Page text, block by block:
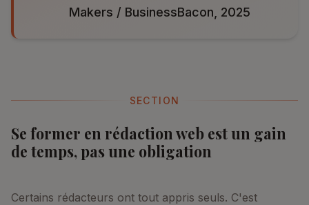
Makers / BusinessBacon, 2025
SECTION
Se former en rédaction web est un gain
de temps, pas une obligation
Certains rédacteurs ont tout appris seuls. C'est